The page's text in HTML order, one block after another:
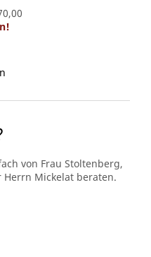
von Frau Stoltenberg,
Herrn Mickelat beraten.